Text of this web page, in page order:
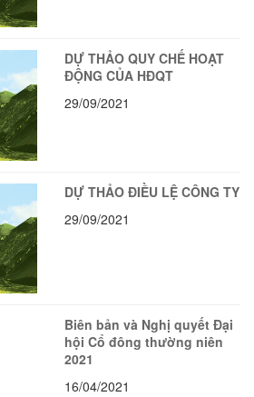
DỰ THẢO QUY CHẾ HOẠT
ĐỘNG CỦA HĐQT
29/09/2021
DỰ THẢO ĐIỀU LỆ CÔNG TY
29/09/2021
Biên bản và Nghị quyết Đại
hội Cổ đông thường niên
2021
16/04/2021